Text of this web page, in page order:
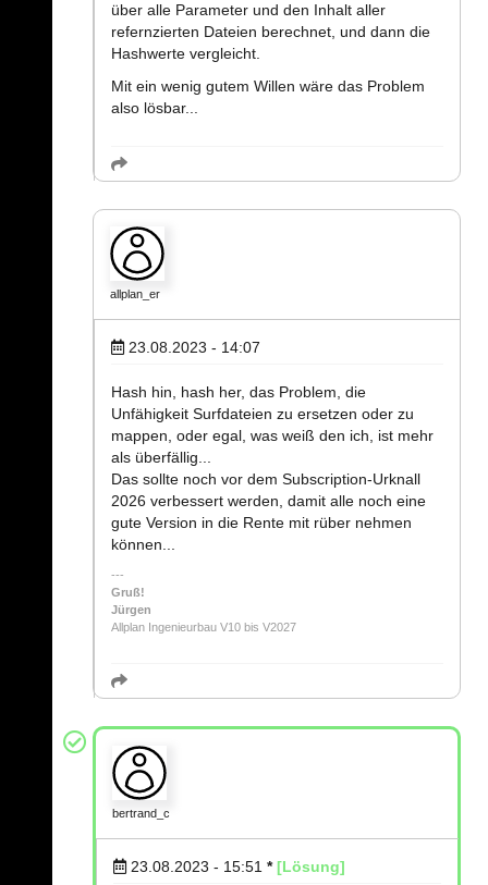
über alle Parameter und den Inhalt aller
refernzierten Dateien berechnet, und dann die
Hashwerte vergleicht.
Mit ein wenig gutem Willen wäre das Problem
also lösbar...
allplan_er
23.08.2023 - 14:07
Hash hin, hash her, das Problem, die
Unfähigkeit Surfdateien zu ersetzen oder zu
mappen, oder egal, was weiß den ich, ist mehr
als überfällig...
Das sollte noch vor dem Subscription-Urknall
2026 verbessert werden, damit alle noch eine
gute Version in die Rente mit rüber nehmen
können...
Gruß!
Jürgen
Allplan Ingenieurbau V10 bis V2027
bertrand_c
23.08.2023 - 15:51 * [Lösung]